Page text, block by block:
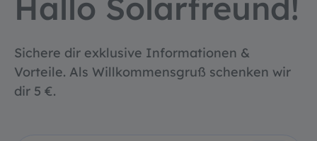
Hallo Solarfreund!
Sichere dir exklusive Informationen &
Vorteile. Als Willkommensgruß schenken wir
dir 5 €.